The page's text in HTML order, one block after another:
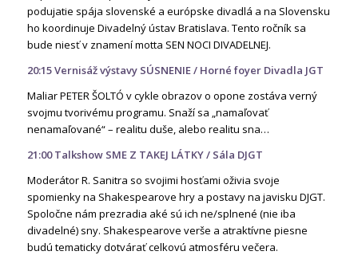
podujatie spája slovenské a európske divadlá a na Slovensku
ho koordinuje Divadelný ústav Bratislava. Tento ročník sa
bude niesť v znamení motta SEN NOCI DIVADELNEJ.
20:15 Vernisáž výstavy SÚSNENIE / Horné foyer Divadla JGT
Maliar PETER ŠOLTÓ v cykle obrazov o opone zostáva verný
svojmu tvorivému programu. Snaží sa „namaľovať
nenamaľované“ – realitu duše, alebo realitu sna…
21:00 Talkshow SME Z TAKEJ LÁTKY / Sála DJGT
Moderátor R. Sanitra so svojimi hosťami oživia svoje
spomienky na Shakespearove hry a postavy na javisku DJGT.
Spoločne nám prezradia aké sú ich ne/splnené (nie iba
divadelné) sny. Shakespearove verše a atraktívne piesne
budú tematicky dotvárať celkovú atmosféru večera.